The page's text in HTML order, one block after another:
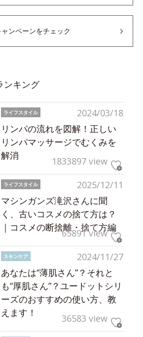
ャンペーンをチェック
ンキング
2024/03/18
ライフスタイル
リンパの流れを図解！正しい
リンパマッサージでむくみを
解消
1833897 view
2025/12/11
ライフスタイル
マシンガンズ滝沢さんに聞
く、古いコスメの捨て方は？
｜コスメの断捨離・捨て方編
65891 view
2024/11/27
スキンケア
あなたは“薄肌さん”？それと
も“厚肌さん”？ユードットシリ
ーズのおすすめの使い方、教
えます！
36583 view